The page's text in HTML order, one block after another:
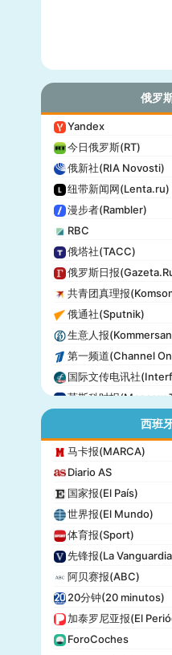
俄罗
Yandex
今日俄罗斯(RT)
俄新社(RIA Novosti)
纽带新闻网(Lenta.ru)
漫步者(Rambler)
RBC
俄塔社(TACC)
俄罗斯日报
共青团真理报
俄通社(Sputnik)
生意人报
第一频道(Channel
国际文传电讯社
莫斯科时报(Moscow
西班
马卡报(MARCA)
Diario AS
国家报(El País)
世界报(El Mundo)
体育报(Sport)
先锋报(La
阿贝赛报(ABC)
20分钟(20 minutos)
加泰罗尼亚报(El
ForoCoches